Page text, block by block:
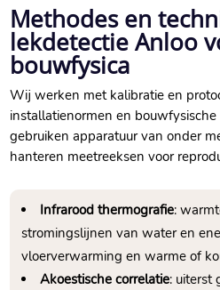
Methodes en
lekdetectie Anloo
bouwfysica
Wij werken met kalibratie en
installatienormen en
gebruiken apparatuur van onder
hanteren meetreeksen voor
Infrarood thermografie:
stromingslijnen van water en
vloerverwarming en warme of
Akoestische correlatie: uiterst